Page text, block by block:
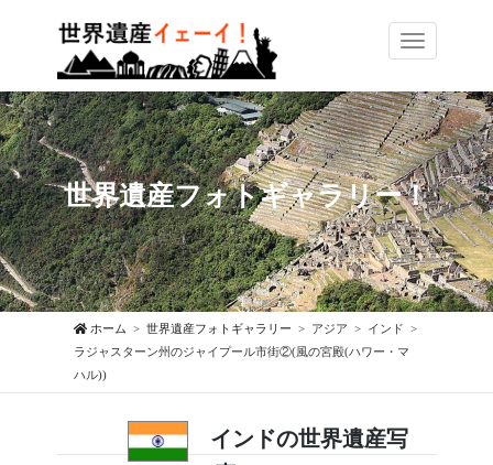
Toggle
世界遺産フォトギャラリー！
ホーム 世界遺産フォトギャラリー アジア
インド
ラジャスターン州のジャイプール市街②(風の宮殿(ハワー・マ
ハル))
インドの世界遺産写